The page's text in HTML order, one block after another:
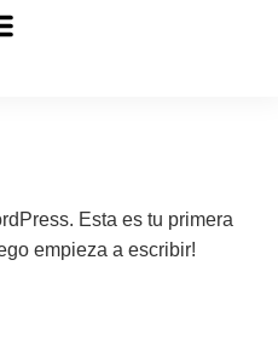
Esta es tu primera
empieza a escribir!